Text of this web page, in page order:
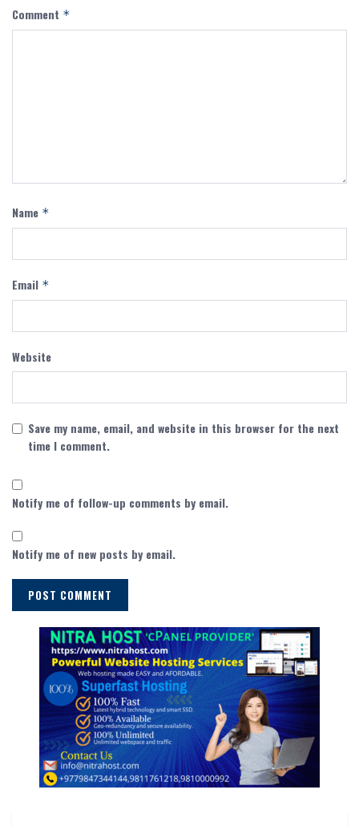
Comment *
Name *
Email *
Website
Save my name, email, and website in this browser for the next
time I comment.
Notify me of follow-up comments by email.
Notify me of new posts by email.